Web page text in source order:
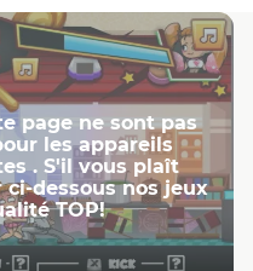
page ne ​​sont pas
les appareils
. S'il vous plaît
dessous nos jeux
TOP!